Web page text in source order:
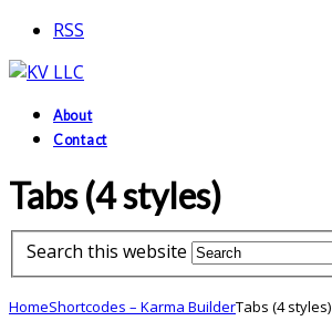
RSS
About
Contact
Tabs (4 styles)
Search this website
HomeShortcodes – Karma BuilderTabs (4 styles)